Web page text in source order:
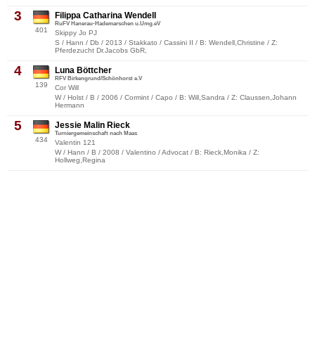
3
401
Filippa Catharina Wendell
RuFV Hanerau-Hademarschen u.Umg.eV
Skippy Jo PJ
S / Hann / Db / 2013 / Stakkato / Cassini II / B: Wendell,Christine / Z:
Pferdezucht Dr.Jacobs GbR,
4
139
Luna Böttcher
RFV Birkengrund/Schönhorst e.V
Cor Will
W / Holst / B / 2006 / Cormint / Capo / B: Will,Sandra / Z: Claussen,Johann
Hermann
5
434
Jessie Malin Rieck
Turniergemeinschaft nach Maas
Valentin 121
W / Hann / B / 2008 / Valentino / Advocat / B: Rieck,Monika / Z:
Hollweg,Regina